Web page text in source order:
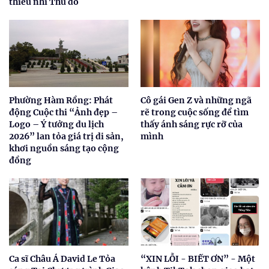
Phường Hàm Rồng: Phát
động Cuộc thi “Ảnh đẹp –
Logo – Ý tưởng du lịch
2026” lan tỏa giá trị di sản,
khơi nguồn sáng tạo cộng
đồng
Cô gái Gen Z và những ngã
rẽ trong cuộc sống để tìm
thấy ánh sáng rực rỡ của
mình
Ca sĩ Châu Á David Le Tỏa
“XIN LỖI - BIẾT ƠN” - Một